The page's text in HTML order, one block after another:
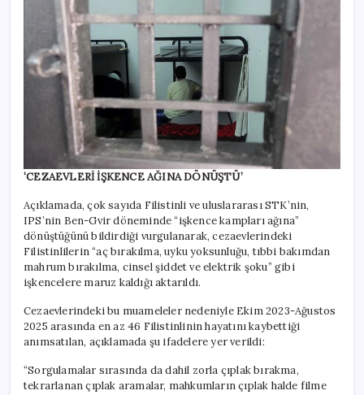
‘CEZAEVLERİ İŞKENCE AĞINA DÖNÜŞTÜ’
Açıklamada, çok sayıda Filistinli ve uluslararası STK’nin,
IPS’nin Ben-Gvir döneminde “işkence kampları ağına”
dönüştüğünü bildirdiği vurgulanarak, cezaevlerindeki
Filistinlilerin “aç bırakılma, uyku yoksunluğu, tıbbi bakımdan
mahrum bırakılma, cinsel şiddet ve elektrik şoku” gibi
işkencelere maruz kaldığı aktarıldı.
Cezaevlerindeki bu muameleler nedeniyle Ekim 2023-Ağustos
2025 arasında en az 46 Filistinlinin hayatını kaybettiği
anımsatılan, açıklamada şu ifadelere yer verildi:
“Sorgulamalar sırasında da dahil zorla çıplak bırakma,
tekrarlanan çıplak aramalar, mahkumların çıplak halde filme